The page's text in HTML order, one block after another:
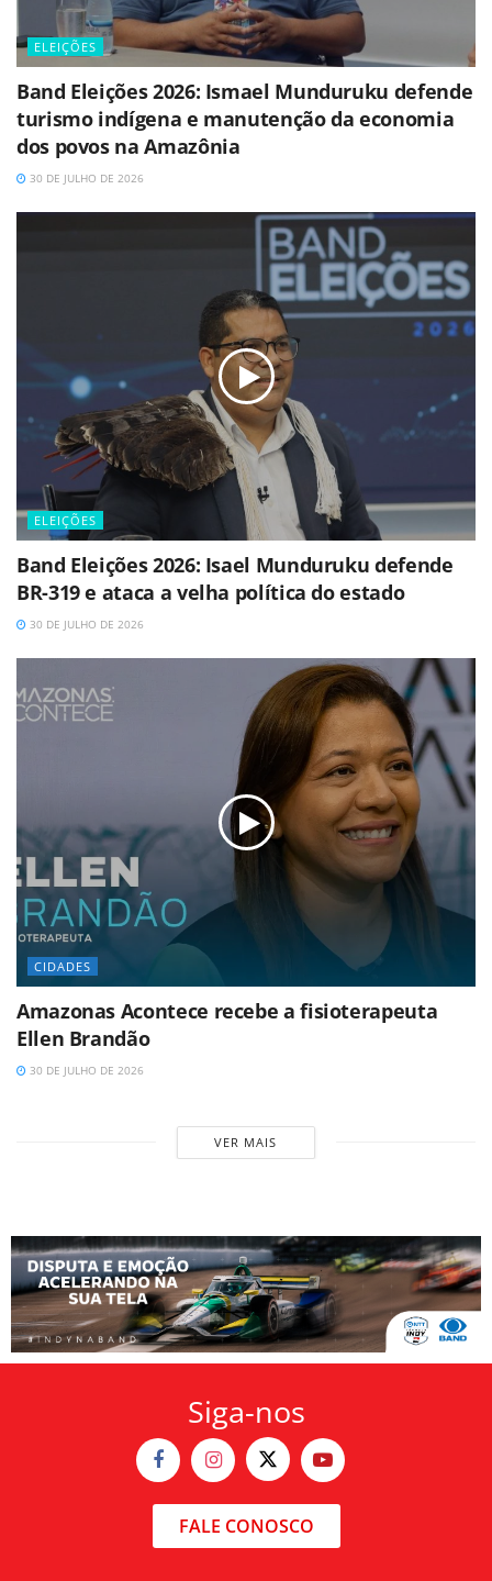
ELEIÇÕES
Band Eleições 2026: Ismael Munduruku defende
turismo indígena e manutenção da economia
dos povos na Amazônia
30 DE JULHO DE 2026
ELEIÇÕES
Band Eleições 2026: Isael Munduruku defende
BR-319 e ataca a velha política do estado
30 DE JULHO DE 2026
CIDADES
Amazonas Acontece recebe a fisioterapeuta
Ellen Brandão
30 DE JULHO DE 2026
VER MAIS
Siga-nos
FALE CONOSCO